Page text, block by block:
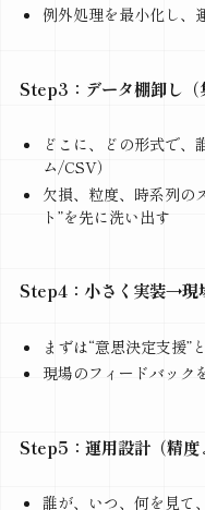
例外処理を最小化し、
Step3：データ棚卸し（
どこに、どの形式で
ム/CSV）
欠損、粒度、時系列の
ト”を先に洗い出す
Step4：小さく実装→現
まずは“意思決定支援”
現場のフィードバック
Step5：運用設計（精度
誰が、いつ、何を見て